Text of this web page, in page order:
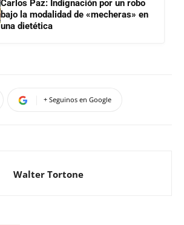
Carlos Paz: Indignación por un robo
bajo la modalidad de «mecheras» en
una dietética
+ Seguinos en Google
Walter Tortone